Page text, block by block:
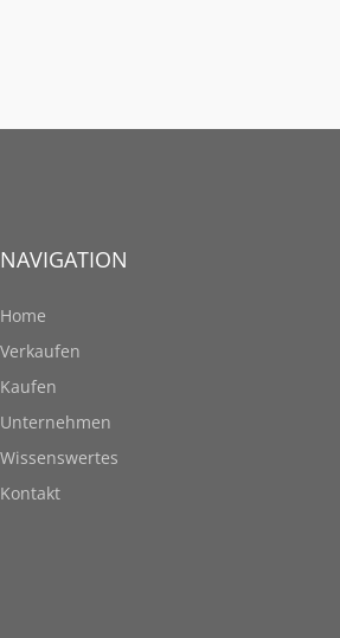
NAVIGATION
Home
Verkaufen
Kaufen
Unternehmen
Wissenswertes
Kontakt